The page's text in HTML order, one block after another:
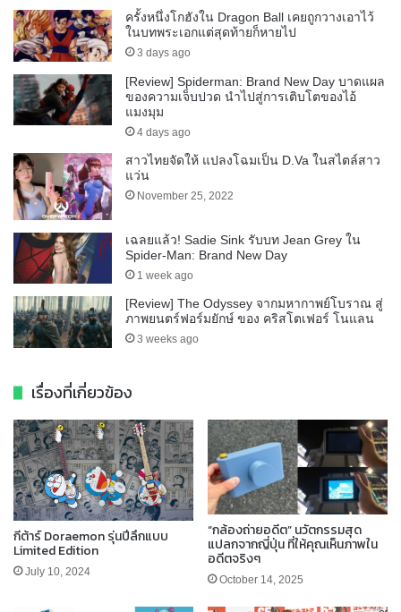
ครั้งหนึ่งโกฮังใน Dragon Ball เคยถูกวางเอาไว้
ในบทพระเอกแต่สุดท้ายก็หายไป
3 days ago
[Review] Spiderman: Brand New Day บาดแผล
ของความเจ็บปวด นำไปสู่การเติบโตของไอ้
แมงมุม
4 days ago
สาวไทยจัดให้ แปลงโฉมเป็น D.Va ในสไตล์สาว
แว่น
November 25, 2022
เฉลยแล้ว! Sadie Sink รับบท Jean Grey ใน
Spider-Man: Brand New Day
1 week ago
[Review] The Odyssey จากมหากาพย์โบราณ สู่
ภาพยนตร์ฟอร์มยักษ์ ของ คริสโตเฟอร์ โนแลน
3 weeks ago
เรื่องที่เกี่ยวข้อง
กีต้าร์ Doraemon รุ่นปีลึกแบบ
Limited Edition
July 10, 2024
“กล้องถ่ายอดีต” นวัตกรรมสุด
แปลกจากญี่ปุ่น ที่ให้คุณเห็นภาพใน
อดีตจริงๆ
October 14, 2025